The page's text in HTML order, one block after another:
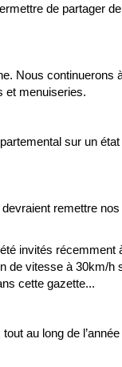
de partager
Nous continuerons
et menuiseries.
sur un
remettre
invités récemment
de vitesse à 30km/h
cette gazette...
au long de